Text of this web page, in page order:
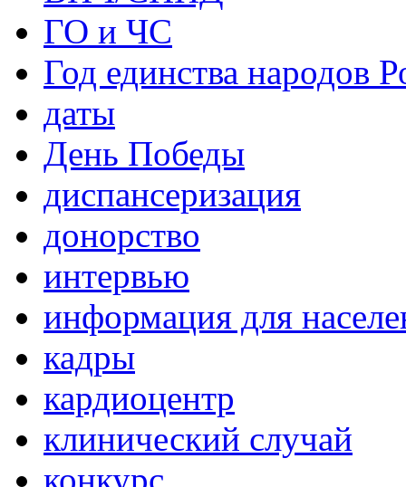
ГО и ЧС
Год единства народов
даты
День Победы
диспансеризация
донорство
интервью
информация для
кадры
кардиоцентр
клинический случай
конкурс